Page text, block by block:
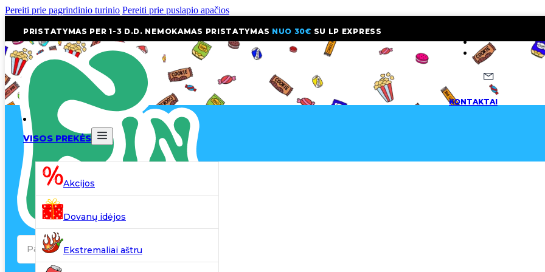
Pereiti prie pagrindinio turinio Pereiti prie puslapio apačios
PRISTATYMAS PER 1-3 D.D. NEMOKAMAS PRISTATYMAS NUO 30€ SU LP EXPRESS
KONTAKTAI
Search
VISOS PREKĖS
Akcijos
Dovanų idėjos
Ekstremaliai aštru